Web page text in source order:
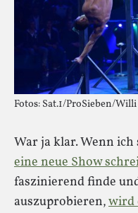
Fotos: Sat.1/ProSieben/
War ja klar. Wenn ich
eine neue Show
faszinierend finde
auszuprobieren,wird